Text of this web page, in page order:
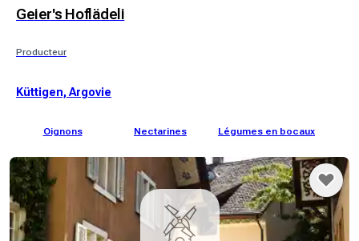
Geier's Hoflädeli
Producteur
Küttigen, Argovie
Oignons Nectarines Légumes en bocaux